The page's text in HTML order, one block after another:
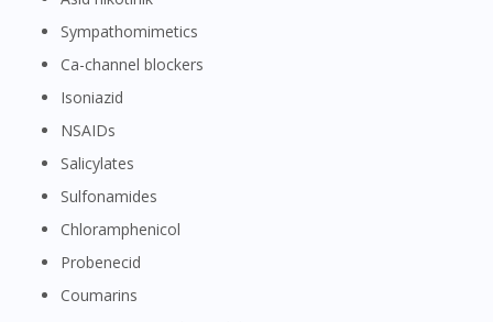
sympathomimetics
Ca-channel blockers
Isoniazid
NSAIDs
Salicylates
Sulfonamides
Chloramphenicol
Probenecid
Coumarins